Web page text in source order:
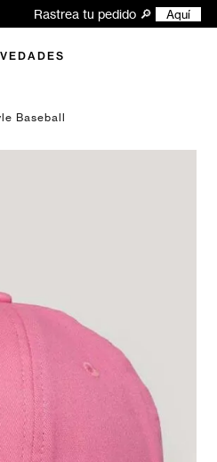
y encuentra tu próximo look
Baseball